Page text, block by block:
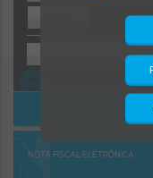
NOTA FISCAL ELETRÔNICA
Isto